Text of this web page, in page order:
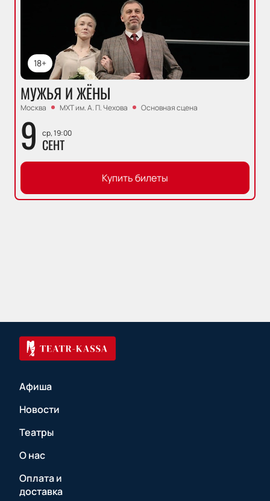
18+
МУЖЬЯ И ЖЁНЫ
Москва МХТ им. А. П. Чехова Основная сцена
9 ср, 19:00
СЕНТ
Купить билеты
Афиша
Новости
Театры
О нас
Оплата и
доставка